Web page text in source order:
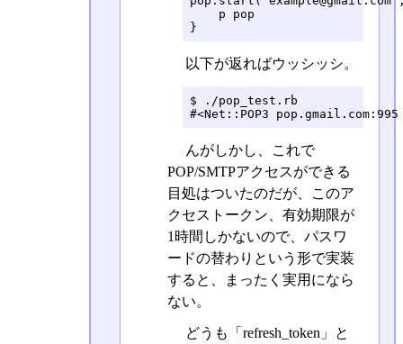
    p pop
}
以下が返ればウッシッシ。
$ ./pop_test.rb
#<Net::POP3
んがしかし、これで
POP/SMTPアクセスができる
目処はついたのだが、このア
クセストークン、有効期限が
1時間しかないので、パスワ
ードの替わりという形で実装
すると、まったく実用になら
ない。
どうも「refresh_token」と